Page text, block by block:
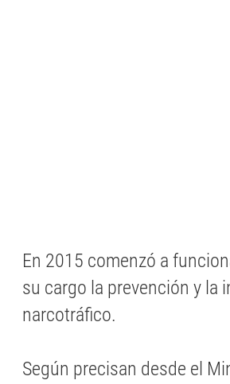
En 2015 comenzó a
su cargo la prevención y la
narcotráfico.
Según precisan desde el